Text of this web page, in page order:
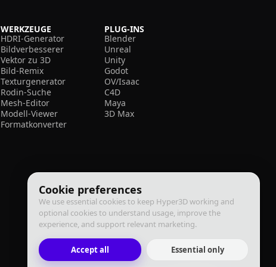
Cookie preferences
We use essential cookies to keep Hyper3D working and
optional cookies to understand usage, improve the
experience, and support relevant marketing.
Accept all Essential only
WERKZEUGE
HDRI-Generator
Bildverbesserer
Vektor zu 3D
Bild-Remix
Texturgenerator
Rodin-Suche
Mesh-Editor
Modell-Viewer
Formatkonverter
PLUG-INS
Blender
Unreal
Unity
Godot
OV/Isaac
C4D
Maya
3D Max